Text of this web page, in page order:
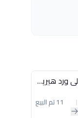
كوب350مللى ورد هيريفين
11 تم البيع